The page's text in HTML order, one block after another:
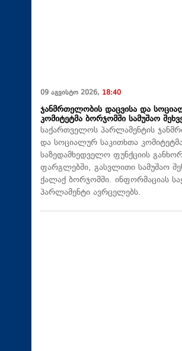
09 აგვისტო 2026, 18:40
ჯანმრთელობის დაცვისა და
კომიტეტმა ბორჯომში სამუშაო
საქართველოს პარლამენტის
და სოციალურ საკითხთა
საზედამხედველო ფუნქციის
ფარგლებში, გასვლითი სამუშაო
ქალაქ ბორჯომში. ინფორმაციას
პარლამენტი ავრცელებს.